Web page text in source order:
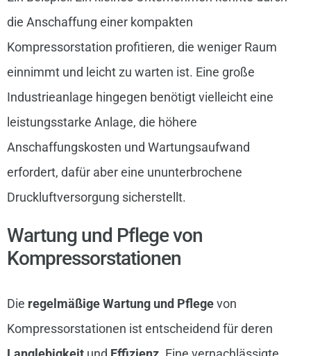
die Anschaffung einer kompakten
Kompressorstation profitieren, die weniger Raum
einnimmt und leicht zu warten ist. Eine große
Industrieanlage hingegen benötigt vielleicht eine
leistungsstarke Anlage, die höhere
Anschaffungskosten und Wartungsaufwand
erfordert, dafür aber eine ununterbrochene
Druckluftversorgung sicherstellt.
Wartung und Pflege von
Kompressorstationen
Die regelmäßige Wartung und Pflegevon
Kompressorstationen ist entscheidend für deren